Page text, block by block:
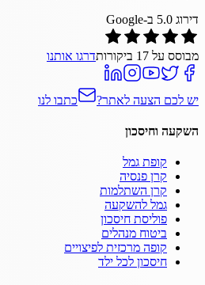
דירוג 5.0 ב-Google
מבוסס על 17 ביקורותדרגו אותנו
יש לכם הצעה לאתר? כתבו לנו
השקעה וחיסכון
קופת גמל
קרן פנסיה
קרן השתלמות
גמל להשקעה
פוליסת חיסכון
ביטוח מנהלים
קופה מרכזית לפיצויים
חיסכון לכל ילד